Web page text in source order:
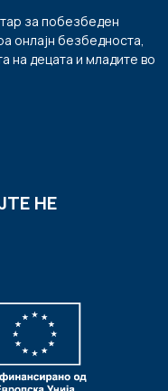
за побезбеден
онлајн безбедноста,
на децата и младите во
НЕ